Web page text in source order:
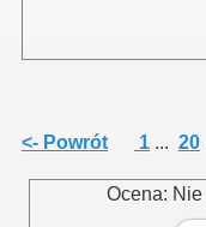
<- Powrót 1 ... 20
Ocena: